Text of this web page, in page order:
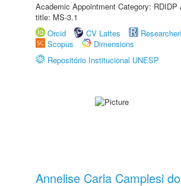
Academic Appointment Category: RDIDP
title: MS-3.1
Orcid
CV Lattes
Scopus
Dimensions
Repositório Institucional UNESP
Annelise Carla Camplesi